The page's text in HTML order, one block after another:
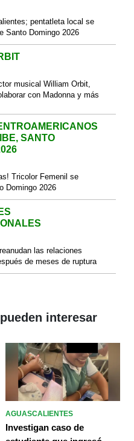
pentatleta local se
Santo Domingo 2026
musical William Orbit,
con Madonna y más
SANTO
Tricolor Femenil se
Domingo 2026
las relaciones
de meses de ruptura
interesar
AGUASCALIENTES
Investigan caso de